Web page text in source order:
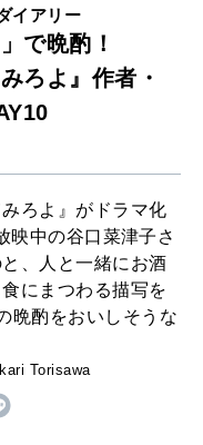
あなた
イアリー
で晩酌！
ろよ』作者・
ろよ』がドラマ化
映中の谷口菜津子さ
、人と一緒にお酒
にまつわる描写を
晩酌をおいしそうな
Torisawa